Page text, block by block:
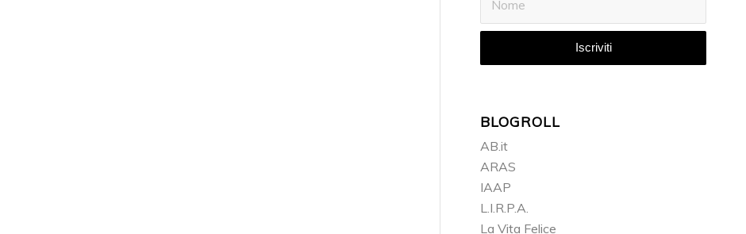
BLOGROLL
AB.it
ARAS
IAAP
L.I.R.P.A.
La Vita Felice